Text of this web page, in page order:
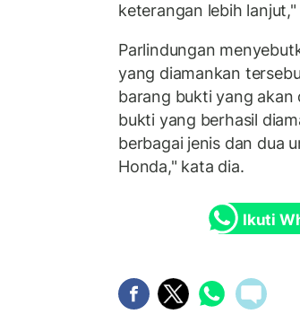
keterangan lebih
Parlindungan
yang diamankan
barang bukti yang akan
bukti yang berhasil
berbagai jenis dan dua
Honda," kata dia.
Ikuti